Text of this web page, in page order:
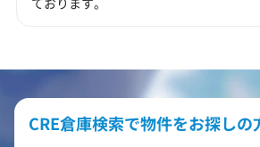
CRE倉庫検索で物件をお探しの